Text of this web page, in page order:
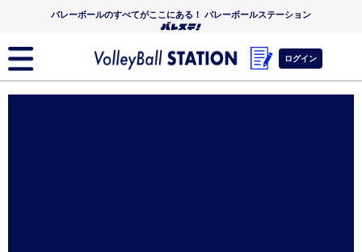
バレーボールのすべてがここにある！ バレーボールステーション
ログイン